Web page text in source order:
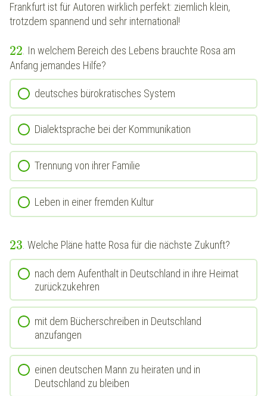
Frankfurt ist für Autoren wirklich perfekt: ziemlich klein,
trotzdem spannend und sehr international!
22. In welchem Bereich des Lebens brauchte Rosa am
Anfang jemandes Hilfe?
deutsches bürokratisches System
Dialektsprache bei der Kommunikation
Trennung von ihrer Familie
Leben in einer fremden Kultur
23. Welche Pläne hatte Rosa für die nächste Zukunft?
nach dem Aufenthalt in Deutschland in ihre Heimat
zurückzukehren
mit dem Bücherschreiben in Deutschland
anzufangen
einen deutschen Mann zu heiraten und in
Deutschland zu bleiben